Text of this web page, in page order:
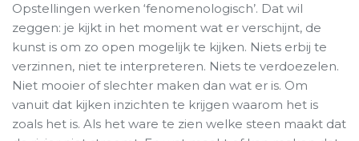
Opstellingen werken ‘fenomenologisch’. Dat wil
zeggen: je kijkt in het moment wat er verschijnt, de
kunst is om zo open mogelijk te kijken. Niets erbij te
verzinnen, niet te interpreteren. Niets te verdoezelen.
Niet mooier of slechter maken dan wat er is. Om
vanuit dat kijken inzichten te krijgen waarom het is
zoals het is. Als het ware te zien welke steen maakt dat